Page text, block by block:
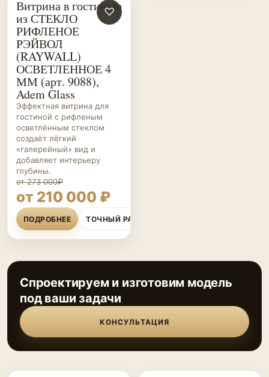
ГОСТИНЫЕ НА ЗАКАЗ
♡
Витрина в гостиную
из СТЕКЛО
РИФЛЕНОЕ
РЭЙВОЛ
(RAYWALL)
ОСВЕТЛЕННОЕ 4
ММ (арт. 9088),
Adem Glass
Эффектная витрина для
гостиной с рифленым
осветлённым стеклом
создаёт лёгкий
«галерейный» вид и
добавляет интерьеру
глубины.
от 273 000₽
от 210 000 ₽
ПОДРОБНЕЕ ТОЧНЫЙ РАСЧЁТ
Спроектируем и изготовим модель
под ваши задачи
КОНСУЛЬТАЦИЯ